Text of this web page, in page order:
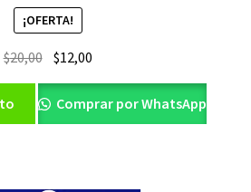
¡OFERTA!
$20,00 El
precio
original
era:
$12,00
precio
actual
es:
Comprar por WhatsApp